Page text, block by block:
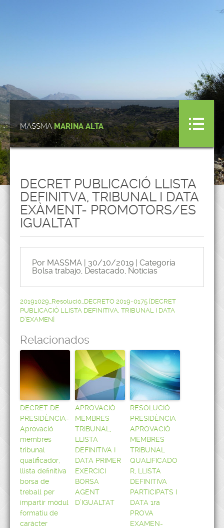
MASSMAMARINA ALTA
DECRET PUBLICACIÓ LLISTA
DEFINITVA, TRIBUNAL I DATA
EXÀMENT- PROMOTORS/ES
IGUALTAT
Por MASSMA | 30/10/2019 | Categoría
Bolsa trabajo, Destacado, Noticias
20191029_Resolució_DECRETO 2019-0175 [DECRET
PUBLICACIÓ LLISTA DEFINITIVA, TRIBUNAL I DATA
D’EXAMEN]
Relacionados
DECRET DE
PRESIDÈNCIA-
Aprovació
membres
tribunal
qualificador,
llista definitiva
borsa de
treball per
impartir mòdul
formatiu de
caràcter
APROVACIÓ
MEMBRES
TRIBUNAL,
LLISTA
DEFINITIVA I
DATA PRIMER
EXERCICI
BORSA
AGENT
D’IGUALTAT
RESOLUCIÓ
PRESIDÈNCIA
APROVACIÓ
MEMBRES
TRIBUNAL
QUALIFICADO
R, LLISTA
DEFINITIVA
PARTICIPATS I
DATA 1ra
PROVA
EXAMEN-